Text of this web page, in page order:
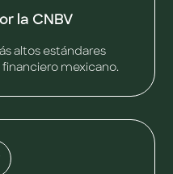
la CNBV
altos estándares
mexicano.